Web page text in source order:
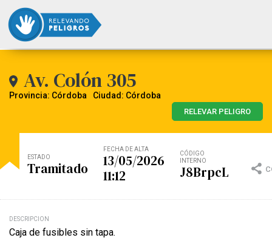
Av. Colón 305
Provincia: Córdoba Ciudad: Córdoba
RELEVAR PELIGRO
ESTADO
Tramitado
FECHA DE ALTA
13/05/2026
11:12
CÓDIGO
INTERNO
J8BrpcL
DESCRIPCION
Caja de fusibles sin tapa.